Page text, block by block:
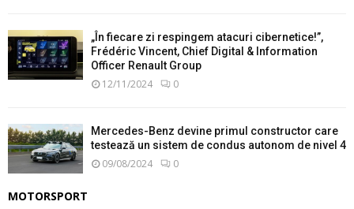
„În fiecare zi respingem atacuri cibernetice!”,
Frédéric Vincent, Chief Digital & Information
Officer Renault Group
12/11/2024 0
Mercedes-Benz devine primul constructor care
testează un sistem de condus autonom de nivel 4
09/08/2024 0
MOTORSPORT